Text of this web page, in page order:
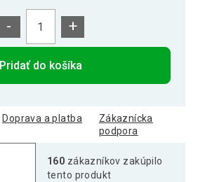
- +
Pridať do košíka
Doprava a platba
Zákaznícka
podpora
160 zákazníkov zakúpilo
tento produkt